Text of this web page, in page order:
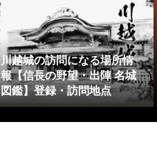
川越城の訪問になる場所情
報【信長の野望・出陣 名城
図鑑】登録・訪問地点